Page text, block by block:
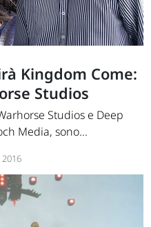
Kingdom Come:
Studios
Studios e Deep
Media, sono...